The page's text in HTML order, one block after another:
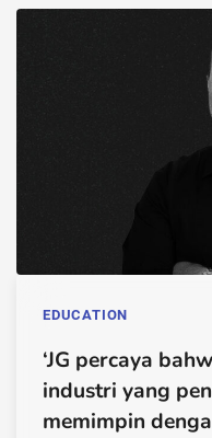
EDUCATION
‘JG percaya
industri yang
memimpin